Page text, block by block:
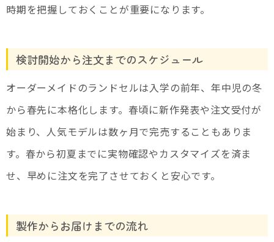
時期を把握しておくことが重要になります。
検討開始から注文までのスケジュール
オーダーメイドのランドセルは入学の前年、年中児の冬
から春先に本格化します。春頃に新作発表や注文受付が
始まり、人気モデルは数ヶ月で完売することもありま
す。春から初夏までに実物確認やカスタマイズを済ま
せ、早めに注文を完了させておくと安心です。
製作からお届けまでの流れ